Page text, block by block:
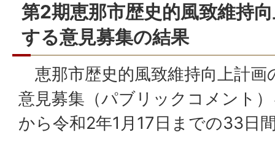
第2期恵那市歴史的風致維持
する意見募集の結果
恵那市歴史的風致維持向上計画
意見募集（パブリックコメント
から令和2年1月17日までの33日